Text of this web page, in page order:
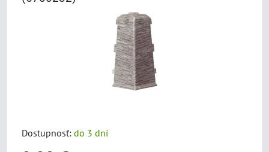
Dostupnosť: do 3 dní